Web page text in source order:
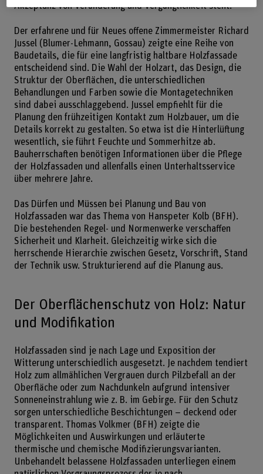
Akzeptanz von Veränderung und Vergänglichkeit steht.
Der erfahrene und für Neues offene Zimmermeister Richard
Jussel (Blumer-Lehmann, Gossau) zeigte eine Reihe von
Baudetails, die für eine langfristig haltbare Holzfassade
entscheidend sind. Die Wahl der Holzart, das Design, die
Struktur der Oberflächen, die unterschiedlichen
Behandlungen und Farben sowie die Montagetechniken
sind dabei ausschlaggebend. Jussel empfiehlt für die
Planung den frühzeitigen Kontakt zum Holzbauer, um die
Details korrekt zu gestalten. So etwa ist die Hinterlüftung
wesentlich, sie führt Feuchte und Sommerhitze ab.
Bauherrschaften benötigen Informationen über die Pflege
der Holzfassaden und allenfalls einen Unterhaltsservice
über mehrere Jahre.
Das Dürfen und Müssen bei Planung und Bau von
Holzfassaden war das Thema von Hanspeter Kolb (BFH).
Die bestehenden Regel- und Normenwerke verschaffen
Sicherheit und Klarheit. Gleichzeitig wirke sich die
herrschende Hierarchie zwischen Gesetz, Vorschrift, Stand
der Technik usw. Strukturierend auf die Planung aus.
Der Oberflächenschutz von Holz: Natur
und Modifikation
Holzfassaden sind je nach Lage und Exposition der
Witterung unterschiedlich ausgesetzt. Je nachdem tendiert
Holz zum allmählichen Vergrauen durch Pilzbefall an der
Oberfläche oder zum Nachdunkeln aufgrund intensiver
Sonneneinstrahlung wie z. B. im Gebirge. Für den Schutz
sorgen unterschiedliche Beschichtungen – deckend oder
transparent. Thomas Volkmer (BFH) zeigte die
Möglichkeiten und Auswirkungen und erläuterte
thermische und chemische Modifizierungsvarianten.
Unbehandelt belassene Holzfassaden unterliegen einem